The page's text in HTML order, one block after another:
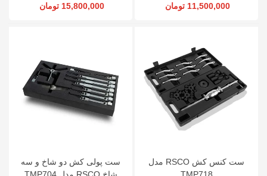
11,500,000 تومان
15,800,000 تومان
ست کنس کش RSCO مدل
TMP718
ست پولی کش دو شاخ و سه
شاخ RSCO مدل TMP704